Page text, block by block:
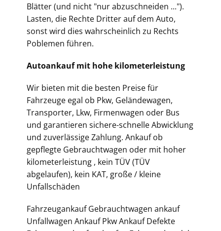
Blätter (und nicht "nur abzuschneiden ...").
Lasten, die Rechte Dritter auf dem Auto,
sonst wird dies wahrscheinlich zu Rechts
Poblemen führen.
Autoankauf mit hohe kilometerleistung
Wir bieten mit die besten Preise für
Fahrzeuge egal ob Pkw, Geländewagen,
Transporter, Lkw, Firmenwagen oder Bus
und garantieren sichere-schnelle Abwicklung
und zuverlässige Zahlung. Ankauf ob
gepflegte Gebrauchtwagen oder mit hoher
kilometerleistung , kein TÜV (TÜV
abgelaufen), kein KAT, große / kleine
Unfallschäden
Fahrzeugankauf Gebrauchtwagen ankauf
Unfallwagen Ankauf Pkw Ankauf Defekte